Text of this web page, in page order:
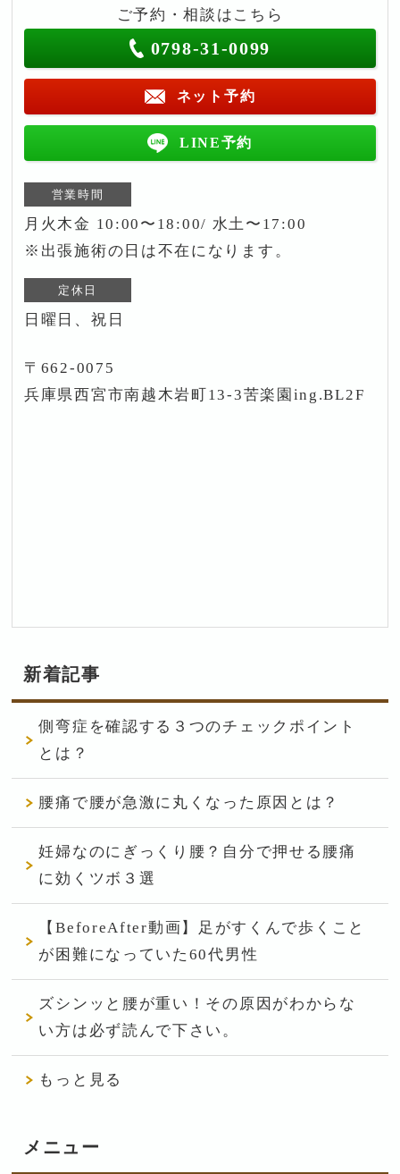
ご予約・相談はこちら
0798-31-0099
ネット予約
LINE予約
営業時間
月火木金 10:00〜18:00/ 水土〜17:00
※出張施術の日は不在になります。
定休日
日曜日、祝日
〒662-0075
兵庫県西宮市南越木岩町13-3苦楽園ing.BL2F
新着記事
側弯症を確認する３つのチェックポイント
とは？
腰痛で腰が急激に丸くなった原因とは？
妊婦なのにぎっくり腰？自分で押せる腰痛
に効くツボ３選
【BeforeAfter動画】足がすくんで歩くこと
が困難になっていた60代男性
ズシンッと腰が重い！その原因がわからな
い方は必ず読んで下さい。
もっと見る
メニュー